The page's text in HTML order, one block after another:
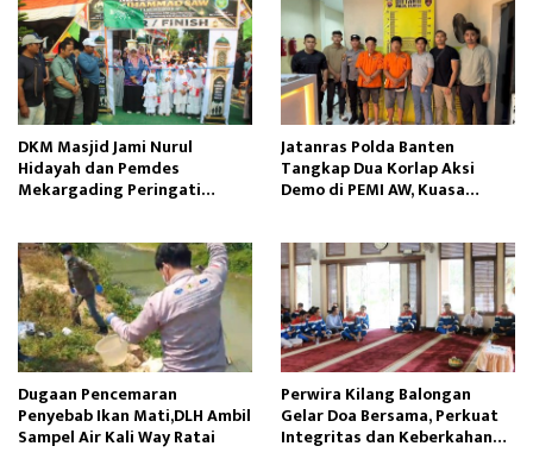
DKM Masjid Jami Nurul
Hidayah dan Pemdes
Mekargading Peringati
Jatanras Polda Banten
Tangkap Dua Korlap Aksi
Demo di PEMI AW, Kuasa
Dugaan Pencemaran
Penyebab Ikan Mati,DLH Ambil
Sampel Air Kali Way Ratai
Perwira Kilang Balongan
Gelar Doa Bersama, Perkuat
Integritas dan Keberkahan